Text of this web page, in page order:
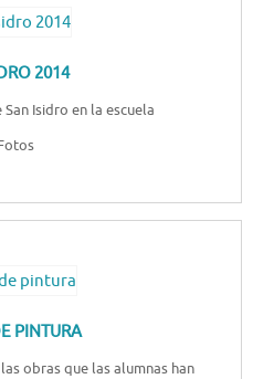
2014
Isidro en la escuela
PINTURA
obras que las alumnas han